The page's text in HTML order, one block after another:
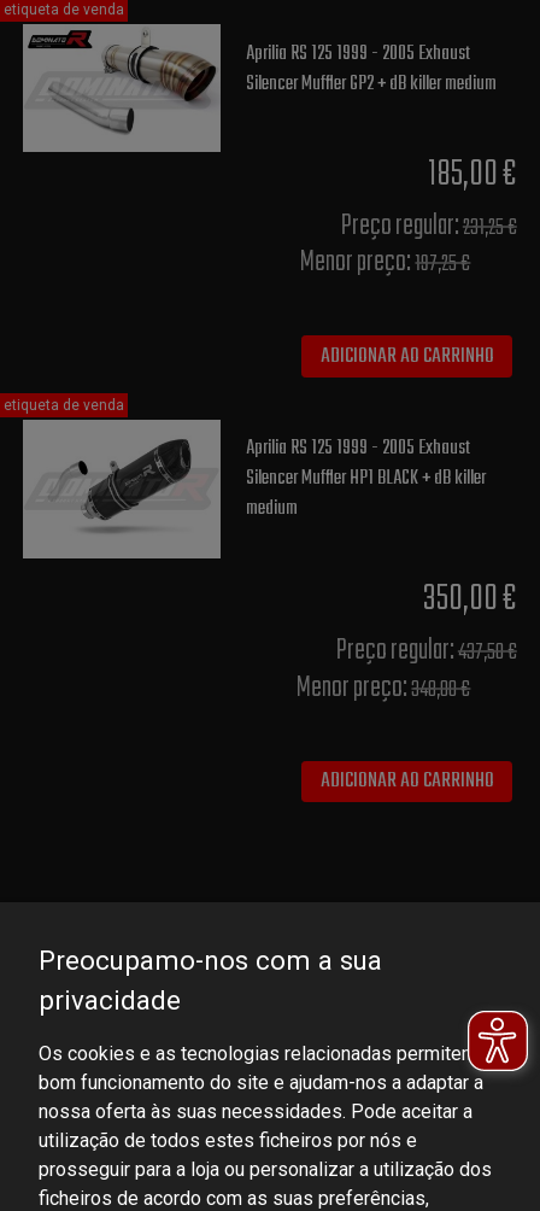
Aprilia RS 125 1999 - 2005 Exhaust
Silencer Muffler GP2 + dB killer medium
185,00 €
Preço regular:231,25 €
Menor preço:197,25 €
ADICIONAR AO CARRINHO
etiqueta de venda
Aprilia RS 125 1999 - 2005 Exhaust
Silencer Muffler HP1 BLACK + dB killer
medium
350,00 €
Preço regular:437,50 €
Menor preço:348,00 €
ADICIONAR AO CARRINHO
etiqueta de venda
DOMINATOR GROUP Sp. z o.o.
Ludowa 59, 43-514 Kaniów, POLAND
VAT ID No.: 6521751083
Preocupamo-nos com a sua
privacidade
Os cookies e as tecnologias relacionadas permitem o
bom funcionamento do site e ajudam-nos a adaptar a
nossa oferta às suas necessidades. Pode aceitar a
utilização de todos estes ficheiros por nós e
prosseguir para a loja ou personalizar a utilização dos
ficheiros de acordo com as suas preferências,